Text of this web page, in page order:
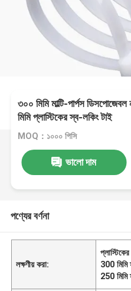
৩০০ মিমি মাল্টি-পার্পস
মিমি প্লাস্টিকের স্ব-লকিং টাই
MOQ：১০০০ পিসি
ভালো দাম
পণ্যের বর্ণনা
লক্ষণীয় করা:
300 মিমি
250 মিমি